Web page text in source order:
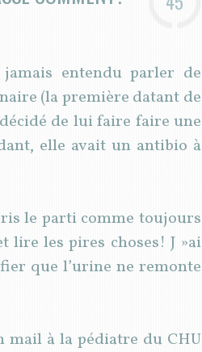
entendu parler de
(la première datant de
de lui faire faire une
elle avait un antibio à
le parti comme toujours
lire les pires choses! J »ai
que l’urine ne remonte
mail à la pédiatre du CHU